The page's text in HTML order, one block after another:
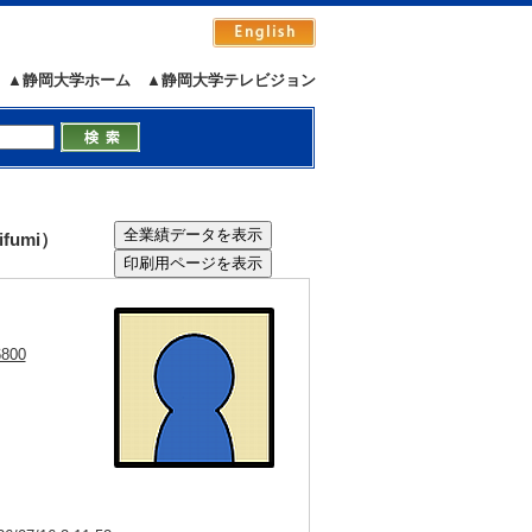
▲静岡大学テレビジョン
▲静岡大学ホーム
）